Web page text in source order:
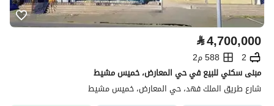
⃁4,700,000
2
588 م2
مبنى سكني للبيع في حي المعارض، خميس مشيط
شارع طريق الملك فهد، حي المعارض، خميس مشيط